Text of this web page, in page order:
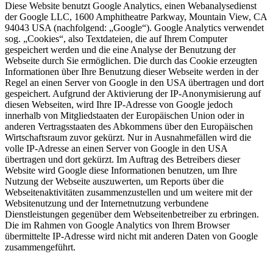
Diese Website benutzt Google Analytics, einen Webanalysedienst
der Google LLC, 1600 Amphitheatre Parkway, Mountain View, CA
94043 USA (nachfolgend: „Google“). Google Analytics verwendet
sog. „Cookies“, also Textdateien, die auf Ihrem Computer
gespeichert werden und die eine Analyse der Benutzung der
Webseite durch Sie ermöglichen. Die durch das Cookie erzeugten
Informationen über Ihre Benutzung dieser Webseite werden in der
Regel an einen Server von Google in den USA übertragen und dort
gespeichert. Aufgrund der Aktivierung der IP-Anonymisierung auf
diesen Webseiten, wird Ihre IP-Adresse von Google jedoch
innerhalb von Mitgliedstaaten der Europäischen Union oder in
anderen Vertragsstaaten des Abkommens über den Europäischen
Wirtschaftsraum zuvor gekürzt. Nur in Ausnahmefällen wird die
volle IP-Adresse an einen Server von Google in den USA
übertragen und dort gekürzt. Im Auftrag des Betreibers dieser
Website wird Google diese Informationen benutzen, um Ihre
Nutzung der Webseite auszuwerten, um Reports über die
Webseitenaktivitäten zusammenzustellen und um weitere mit der
Websitenutzung und der Internetnutzung verbundene
Dienstleistungen gegenüber dem Webseitenbetreiber zu erbringen.
Die im Rahmen von Google Analytics von Ihrem Browser
übermittelte IP-Adresse wird nicht mit anderen Daten von Google
zusammengeführt.